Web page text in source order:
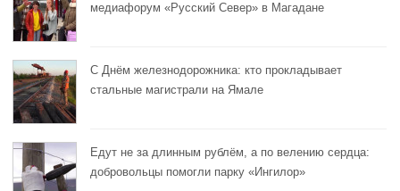
медиафорум «Русский Север» в Магадане
С Днём железнодорожника: кто прокладывает
стальные магистрали на Ямале
Едут не за длинным рублём, а по велению сердца:
добровольцы помогли парку «Ингилор»